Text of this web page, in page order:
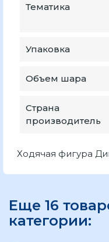
Тематика
Упаковка
Объем шара
Страна
производитель
Ходячая фигура
Еще 16
категории: